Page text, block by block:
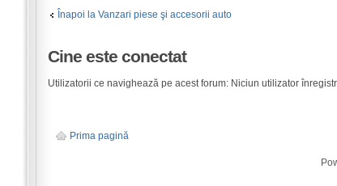
Înapoi la Vanzari piese şi accesorii auto
Cine este conectat
Utilizatorii ce navighează pe acest forum: Niciun utilizator
Prima pagină